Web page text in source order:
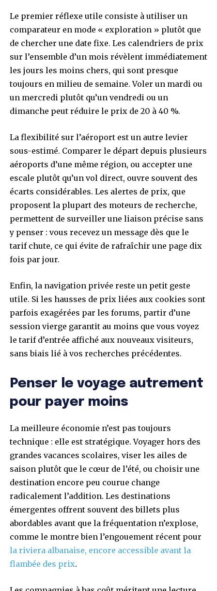
Le premier réflexe utile consiste à utiliser un
comparateur en mode « exploration » plutôt que
de chercher une date fixe. Les calendriers de prix
sur l’ensemble d’un mois révèlent immédiatement
les jours les moins chers, qui sont presque
toujours en milieu de semaine. Voler un mardi ou
un mercredi plutôt qu’un vendredi ou un
dimanche peut réduire le prix de 20 à 40 %.
La flexibilité sur l’aéroport est un autre levier
sous-estimé. Comparer le départ depuis plusieurs
aéroports d’une même région, ou accepter une
escale plutôt qu’un vol direct, ouvre souvent des
écarts considérables. Les alertes de prix, que
proposent la plupart des moteurs de recherche,
permettent de surveiller une liaison précise sans
y penser : vous recevez un message dès que le
tarif chute, ce qui évite de rafraîchir une page dix
fois par jour.
Enfin, la navigation privée reste un petit geste
utile. Si les hausses de prix liées aux cookies sont
parfois exagérées par les forums, partir d’une
session vierge garantit au moins que vous voyez
le tarif d’entrée affiché aux nouveaux visiteurs,
sans biais lié à vos recherches précédentes.
Penser le voyage autrement
pour payer moins
La meilleure économie n’est pas toujours
technique : elle est stratégique. Voyager hors des
grandes vacances scolaires, viser les ailes de
saison plutôt que le cœur de l’été, ou choisir une
destination encore peu courue change
radicalement l’addition. Les destinations
émergentes offrent souvent des billets plus
abordables avant que la fréquentation n’explose,
comme le montre bien l’engouement récent pour
la riviera albanaise, encore accessible avant la
flambée des prix.